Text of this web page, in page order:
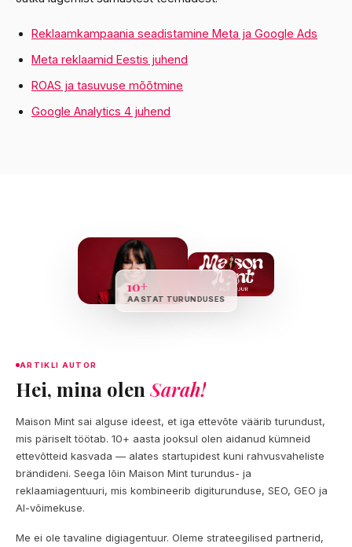
Reklaamkampaania seadistamine Meta ja Google Ads
Meta reklaamid Eestis juhend
ROAS ja tasuvuse mõõtmine
Google Analytics 4 juhend
10+
AASTAT TURUNDUSES
ARTIKLI AUTOR
Hei, mina olen Sarah!
Maison Mint sai alguse ideest, et iga ettevõte väärib turundust,
mis päriselt töötab. 10+ aasta jooksul olen aidanud kümneid
ettevõtteid kasvada — alates startupidest kuni rahvusvaheliste
brändideni. Seega lõin Maison Mint turundus- ja
reklaamiagentuuri, mis kombineerib digiturunduse, SEO, GEO ja
AI-võimekuse.
Me ei ole tavaline digiagentuur. Oleme strateegilised partnerid,